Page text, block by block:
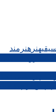
هنر هنرمند